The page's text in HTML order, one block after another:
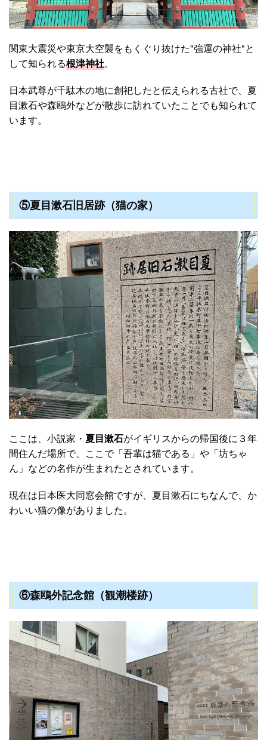
関東大震災や東京大空襲をもくぐり抜けた"強運の神社"と
して知られる根津神社。
日本武尊が千駄木の地に創祀したと伝えられる古社で、夏
目漱石や森鴎外などが散歩に訪れていたことでも知られて
います。
⑤夏目漱石旧居跡（猫の家）
ここは、小説家・ 夏目漱石がイギリスからの帰国後に３年
間住んだ場所で、ここで「吾輩は猫である」や「坊ちゃ
ん」などの名作が生まれたとされています。
現在は日本医大同窓会館ですが、夏目漱石にちなんで、か
わいい猫の像がありました。
⑥森鴎外記念館（観潮楼跡）